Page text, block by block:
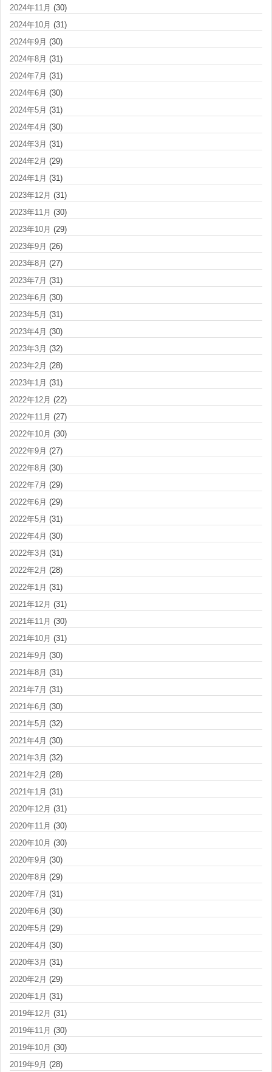
2024年11月 (30)
2024年10月 (31)
2024年9月 (30)
2024年8月 (31)
2024年7月 (31)
2024年6月 (30)
2024年5月 (31)
2024年4月 (30)
2024年3月 (31)
2024年2月 (29)
2024年1月 (31)
2023年12月 (31)
2023年11月 (30)
2023年10月 (29)
2023年9月 (26)
2023年8月 (27)
2023年7月 (31)
2023年6月 (30)
2023年5月 (31)
2023年4月 (30)
2023年3月 (32)
2023年2月 (28)
2023年1月 (31)
2022年12月 (22)
2022年11月 (27)
2022年10月 (30)
2022年9月 (27)
2022年8月 (30)
2022年7月 (29)
2022年6月 (29)
2022年5月 (31)
2022年4月 (30)
2022年3月 (31)
2022年2月 (28)
2022年1月 (31)
2021年12月 (31)
2021年11月 (30)
2021年10月 (31)
2021年9月 (30)
2021年8月 (31)
2021年7月 (31)
2021年6月 (30)
2021年5月 (32)
2021年4月 (30)
2021年3月 (32)
2021年2月 (28)
2021年1月 (31)
2020年12月 (31)
2020年11月 (30)
2020年10月 (30)
2020年9月 (30)
2020年8月 (29)
2020年7月 (31)
2020年6月 (30)
2020年5月 (29)
2020年4月 (30)
2020年3月 (31)
2020年2月 (29)
2020年1月 (31)
2019年12月 (31)
2019年11月 (30)
2019年10月 (30)
2019年9月 (28)